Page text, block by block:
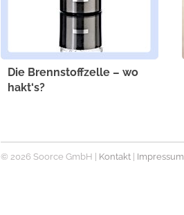
Die Brennstoffzelle – wo
hakt‘s?
© 2026 Soorce GmbH | Kontakt| Impressum